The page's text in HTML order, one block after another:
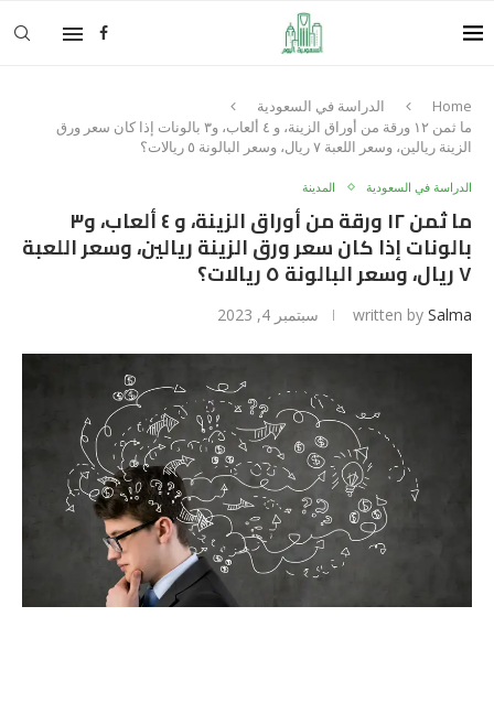
Home
الدراسة في السعودية
ما ثمن ١٢ ورقة من أوراق الزينة، و ٤ ألعاب، و٣ بالونات إذا كان سعر ورق
الزينة ريالين، وسعر اللعبة ٧ ريال، وسعر البالونة ٥ ريالات؟
الدراسة في السعودية المدينة
ما ثمن ١٢ ورقة من أوراق الزينة، و ٤ ألعاب، و٣
بالونات إذا كان سعر ورق الزينة ريالين، وسعر اللعبة
٧ ريال، وسعر البالونة ٥ ريالات؟
written by Salma سبتمبر 4, 2023